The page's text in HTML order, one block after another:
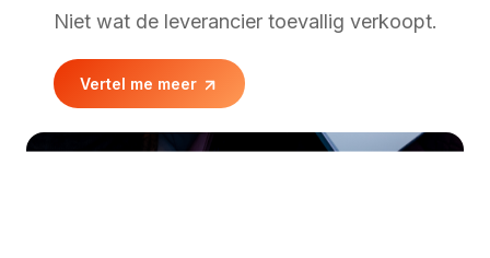
Niet wat de leverancier toevallig verkoopt.
Vertel me meer